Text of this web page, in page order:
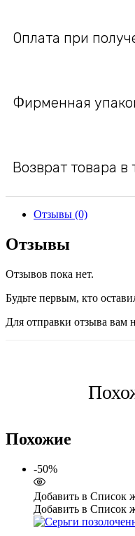
Оплата при
Фирменная
Возврат товара в
Отзывы (0)
Отзывы
Отзывов пока нет.
Будьте первым, кто
Для отправки отзыва вам
Похожие
-50%
Добавить в Список
Добавить в Список